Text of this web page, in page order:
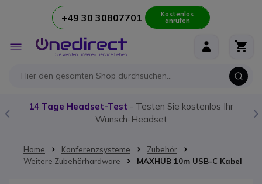
Zum Inhalt springen+49 30 30807701 Kostenlos
anrufen
Navigation
umschalten
14 Tage Headset-Test - Testen Sie kostenlos Ihr
Wunsch-Headset
Home Konferenzsysteme
Zubehör
Weitere Zubehörhardware
MAXHUB 10m USB-C Kabel